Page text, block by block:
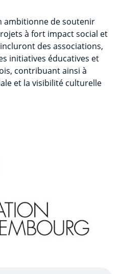
ambitionne de soutenir
à fort impact social et
des associations,
initiatives éducatives et
contribuant ainsi à
et la visibilité culturelle